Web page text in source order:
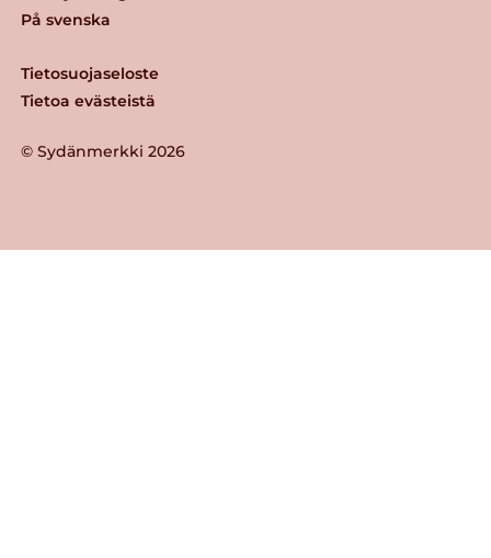
© Sydänmerkki 2026
Tietosuojaseloste
Tietoa evästeistä
På svenska